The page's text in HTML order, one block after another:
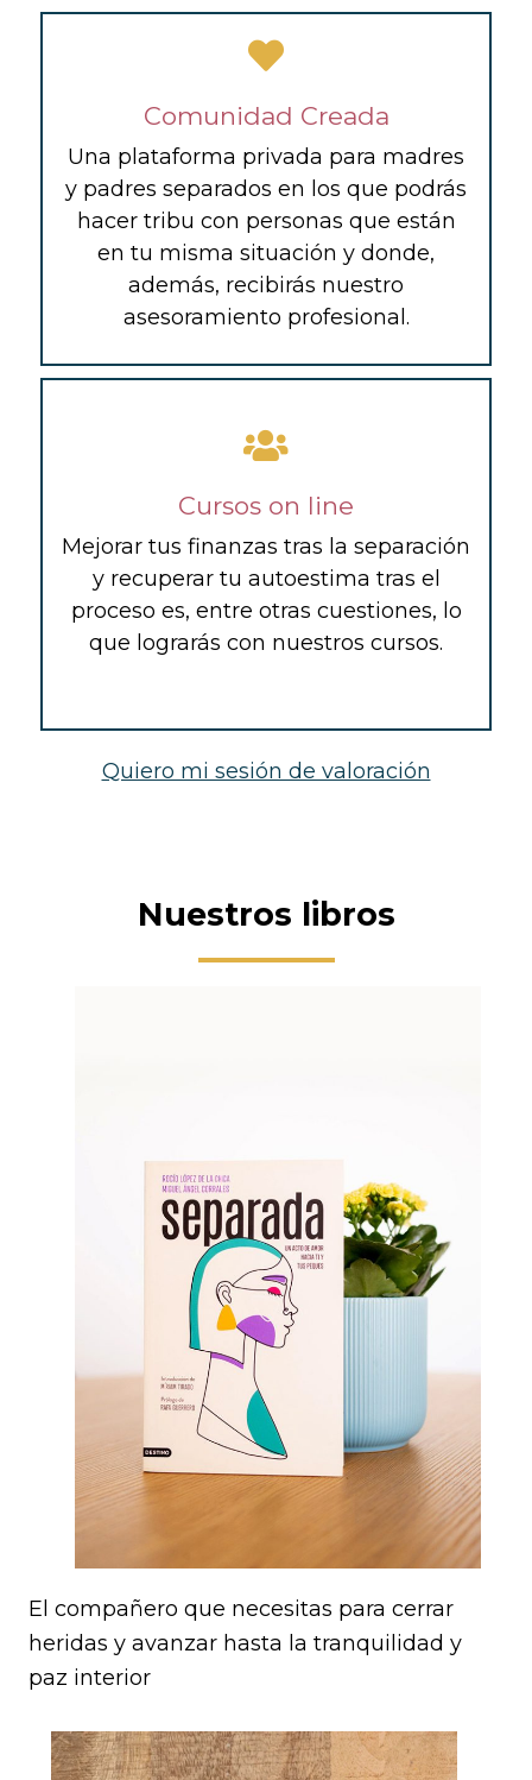
Comunidad Creada
Una plataforma privada para madres
y padres separados en los que podrás
hacer tribu con personas que están
en tu misma situación y donde,
además, recibirás nuestro
asesoramiento profesional.
Cursos on line
Mejorar tus finanzas tras la separación
y recuperar tu autoestima tras el
proceso es, entre otras cuestiones, lo
que lograrás con nuestros cursos.
Quiero mi sesión de valoración
Nuestros libros
El compañero que necesitas para cerrar
heridas y avanzar hasta la tranquilidad y
paz interior